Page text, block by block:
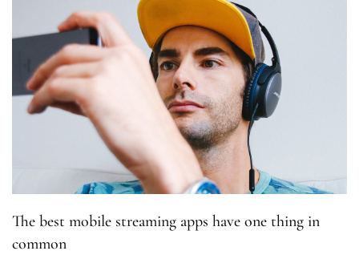
The best mobile streaming apps have one thing in
common